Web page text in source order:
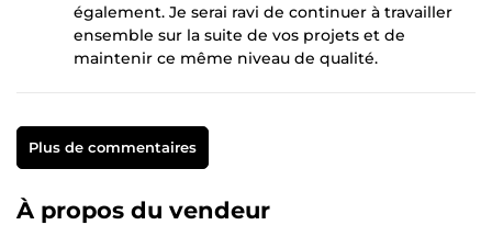
également. Je serai ravi de continuer à travailler
ensemble sur la suite de vos projets et de
maintenir ce même niveau de qualité.
Plus de commentaires
À propos du vendeur